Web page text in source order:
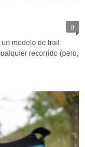
0
modelo de trail
recorrido (pero,